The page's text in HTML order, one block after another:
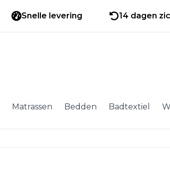
Snelle levering 14 dagen
Matrassen Bedden Badtextiel